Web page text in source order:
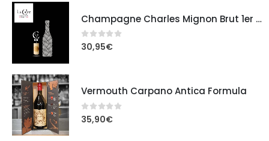
Champagne Charles Mignon Brut 1er Cru sous étui
0out of 5
30,95€
Vermouth Carpano Antica Formula
0out of 5
35,90€